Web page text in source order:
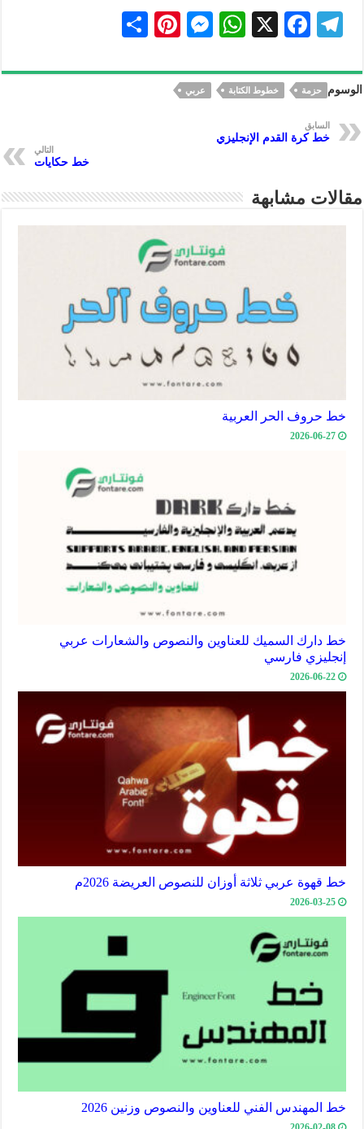
Te
gr
a
m
F
eb
oo
k
X
W
at
s
M
se
n
Pi
er
ar
الوسوم حزمة خطوط الكتابة عربي
السابق
خط كرة القدم الإنجليزي
التالي
خط حكايات
مقالات مشابهة
خط حروف الحر العربية
2026-06-27
خط دارك السميك للعناوين والنصوص والشعارات عربي
إنجليزي فارسي
2026-06-22
خط قهوة عربي ثلاثة أوزان للنصوص العريضة 2026م
2026-03-25
خط المهندس الفني للعناوين والنصوص وزنين 2026